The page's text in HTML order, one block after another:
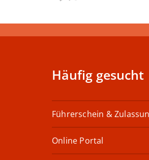
Häufig gesucht
Führerschein &
Online Portal